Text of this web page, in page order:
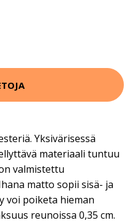
Yksivärisessä
materiaali tuntuu
valmistettu
matto sopii sisä- ja
voi poiketa hieman
reunoissa 0,35 cm.